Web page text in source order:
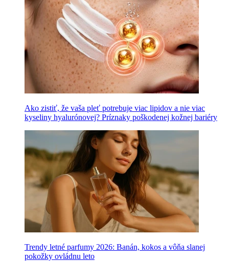
Ako zistiť, že vaša pleť potrebuje viac lipidov a nie viac
kyseliny hyalurónovej? Príznaky poškodenej kožnej bariéry
Trendy letné parfumy 2026: Banán, kokos a vôňa slanej
pokožky ovládnu leto